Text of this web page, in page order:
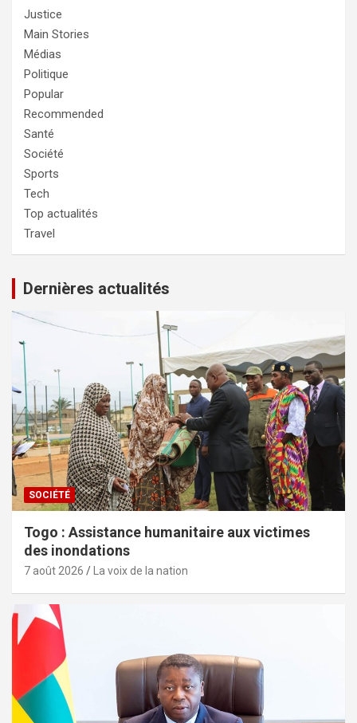
Justice
Main Stories
Médias
Politique
Popular
Recommended
Santé
Société
Sports
Tech
Top actualités
Travel
Dernières actualités
SOCIÉTÉ
Togo : Assistance humanitaire aux victimes
des inondations
7 août 2026 La voix de la nation